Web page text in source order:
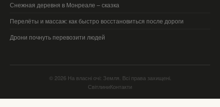
Снежная деревня в Монреале – сказка
Перелёты и массаж: как быстро восстановиться после дороги
Дрони почнуть перевозити людей
© 2026 На власні очі: Земля. Всі права захищені.
СвітлиниКонтакти